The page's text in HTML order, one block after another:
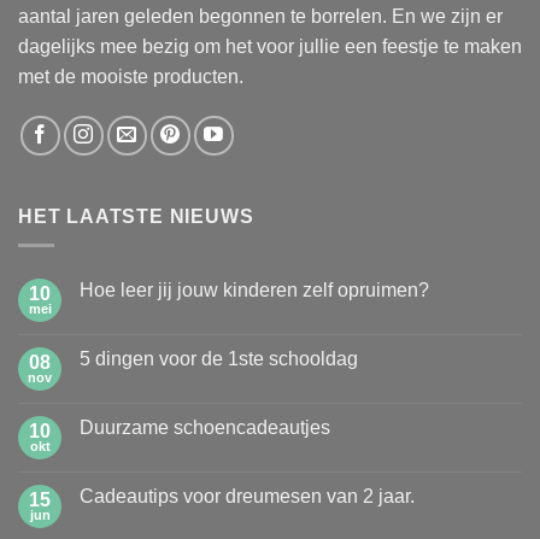
aantal jaren geleden begonnen te borrelen. En we zijn er
dagelijks mee bezig om het voor jullie een feestje te maken
met de mooiste producten.
HET LAATSTE NIEUWS
10
mei
Hoe leer jij jouw kinderen zelf opruimen?
Hoe
kinderen
zelf
08
nov
5 dingen voor de 1ste schooldag
5
1ste
schooldag
10
okt
Duurzame schoencadeautjes
Duurzame
15
jun
Cadeautips voor dreumesen van 2 jaar.